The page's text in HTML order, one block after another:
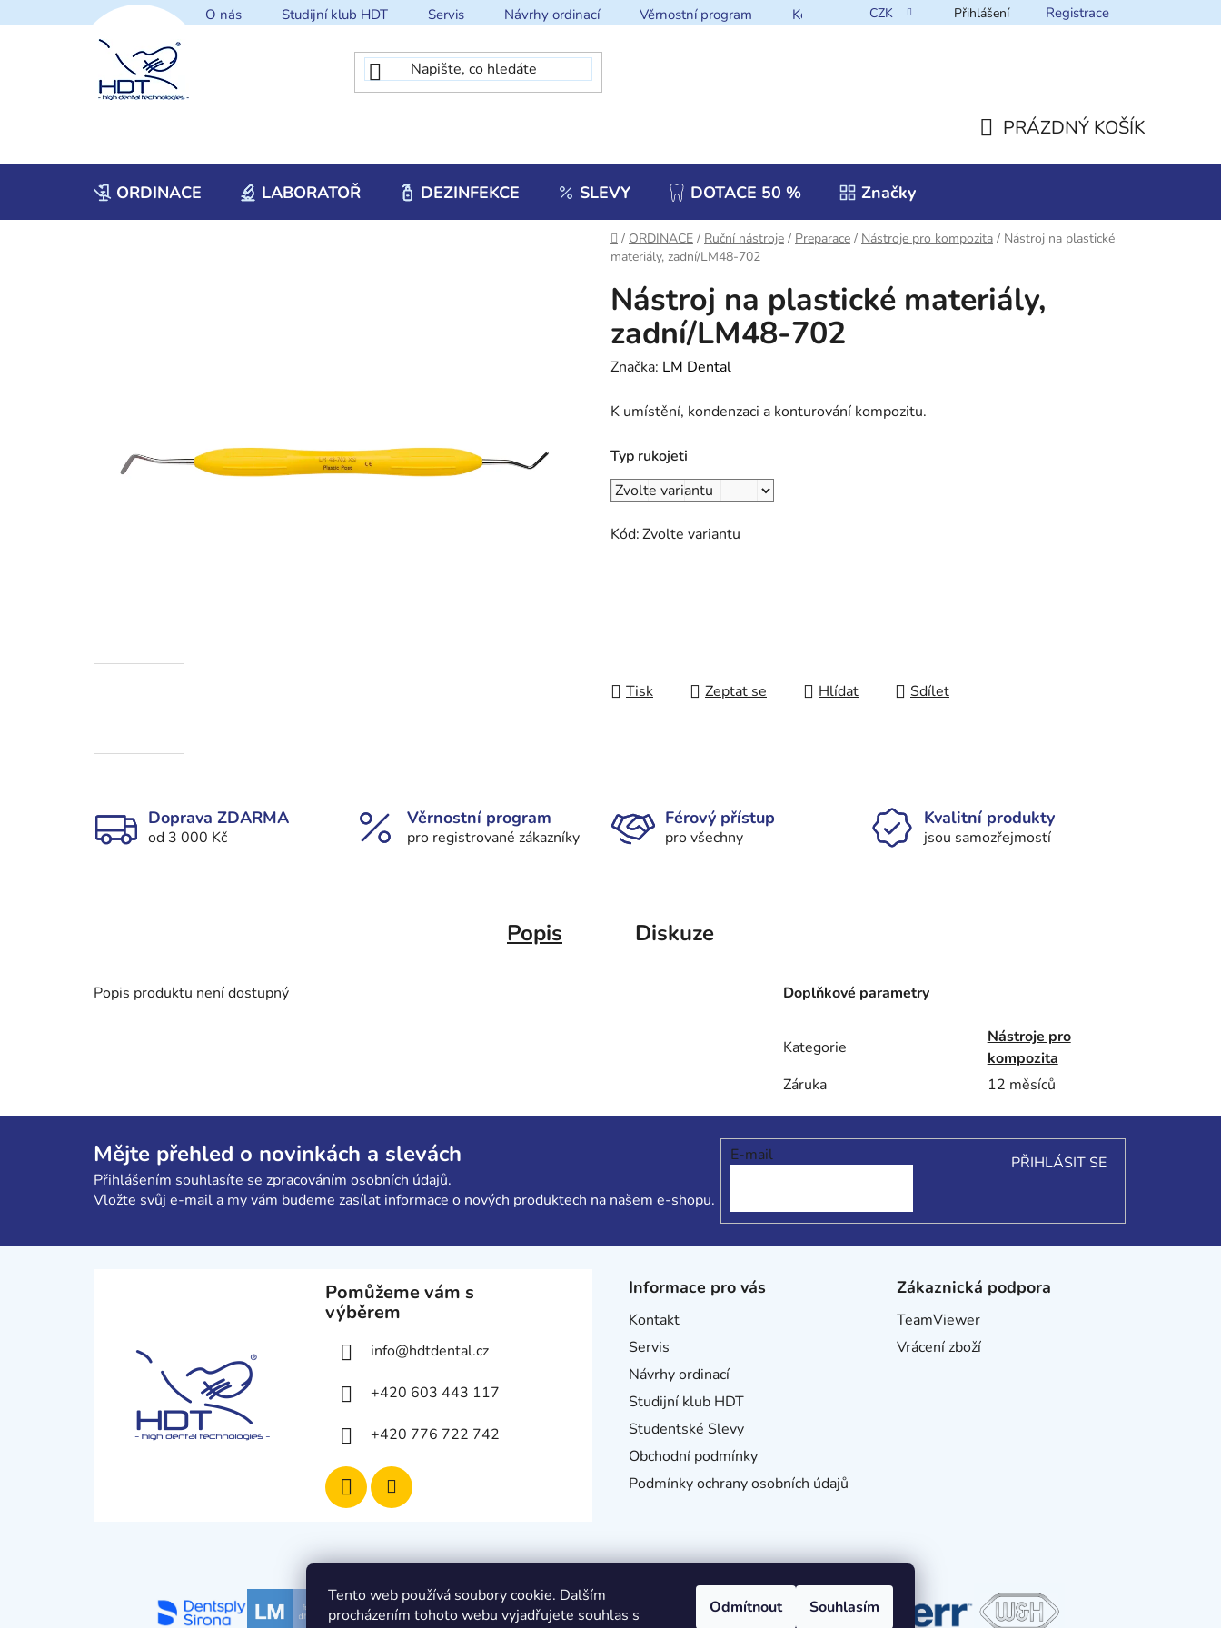
Tento web používá soubory cookie. Dalším
procházením tohoto webu vyjadřujete souhlas s
Odmítnout Souhlasím
na
O nás Studijní klub HDT Servis Návrhy ordinací Věrnostní program Kontakt CZK Přihlášení Registrace
PRÁZDNÝ KOŠÍK
ORDINACE LABORATOŘ DEZINFEKCE SLEVY DOTACE 50 % Značky
Domů
/ ORDINACE / Ruční nástroje / Preparace / Nástroje pro kompozita / Nástroj na plastické
materiály, zadní/LM48-702
Nástroj na plastické materiály,
zadní/LM48-702
Značka: LM Dental
K umístění, kondenzaci a konturování kompozitu.
Typ rukojeti
Kód:Zvolte variantu
Tisk Zeptat se Hlídat Sdílet
Doprava ZDARMA
od 3 000 Kč
Věrnostní program
pro registrované zákazníky
Férový přístup
pro všechny
Kvalitní produkty
jsou samozřejmostí
Popis Diskuze
Popis produktu není dostupný Doplňkové parametry
Kategorie
Nástroje pro
kompozita
Záruka
12 měsíců
í
Mějte přehled o novinkách a slevách
Přihlášením souhlasíte se zpracováním osobních údajů.
Vložte svůj e-mail a my vám budeme zasílat informace o nových produktech na našem e-shopu.
E-mail PŘIHLÁSIT SE
Pomůžeme vám s
výběrem
info@hdtdental.cz
+420 603 443 117
+420 776 722 742
Informace pro vás
Kontakt
Servis
Návrhy ordinací
Studijní klub HDT
Studentské Slevy
Obchodní podmínky
Podmínky ochrany osobních údajů
Zákaznická podpora
TeamViewer
Vrácení zboží